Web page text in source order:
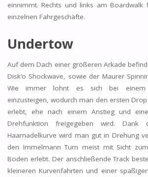
einnimmt. Rechts und links am
einzelnen Fahrgeschäfte.
Undertow
Auf dem Dach einer größeren Arkade
Disk’o Shockwave, sowie der Maurer
Wie immer lohnt es sich bei einem
einzusteigen, wodurch man den ersten
erlebt, ehe nach einem Anstieg und
Drehfunktion freigegeben wird. Dank
Haarnadelkurve wird man gut in Drehung
den Immelmann Turn meist mit Sicht
Boden erlebt. Der anschließende Track
kleineren Kurvenfahrten und einer